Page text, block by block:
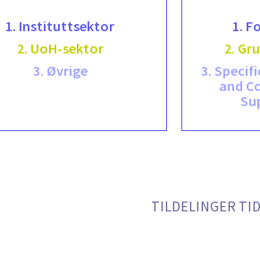
1. Instituttsektor
2. UoH-sektor
3. Øvrige
1.
2.
3.
and
TILDELINGER